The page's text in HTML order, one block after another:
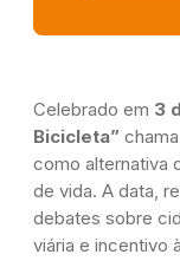
Celebrado em 3
Bicicleta”
como alternativa
de vida. A data,
debates sobre
viária e incentivo